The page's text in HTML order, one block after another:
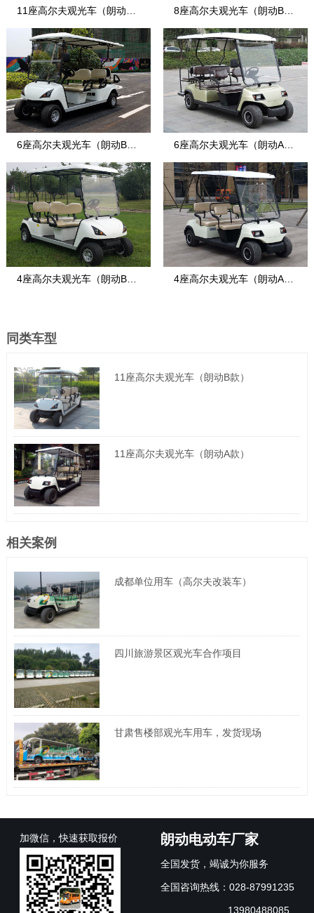
11座高尔夫观光车（朗动B
款）
8座高尔夫观光车（朗动B
款）
6座高尔夫观光车（朗动B
款）
6座高尔夫观光车（朗动A
款）
4座高尔夫观光车（朗动B 4座高尔夫观光车（朗动A
同类车型
11座高尔夫观光车（朗动B款）
11座高尔夫观光车（朗动A款）
相关案例
成都单位用车（高尔夫改装车）
四川旅游景区观光车合作项目
甘肃售楼部观光车用车，发货现场
加微信，快速获取报价 朗动电动车厂家
全国发货，竭诚为你服务
全国咨询热线：028-87991235
13980488085